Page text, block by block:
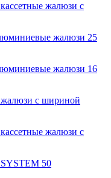
жалюзи с
жалюзи 25
жалюзи 16
с шириной
жалюзи с
50